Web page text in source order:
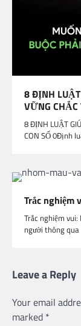
8 ĐỊNH
VỮNG
8 ĐỊNH LUẬT
CON SỐ 0Định
Trắc nghiệm
Trắc nghiệm
người thông
Leave a Reply
Your email
marked *